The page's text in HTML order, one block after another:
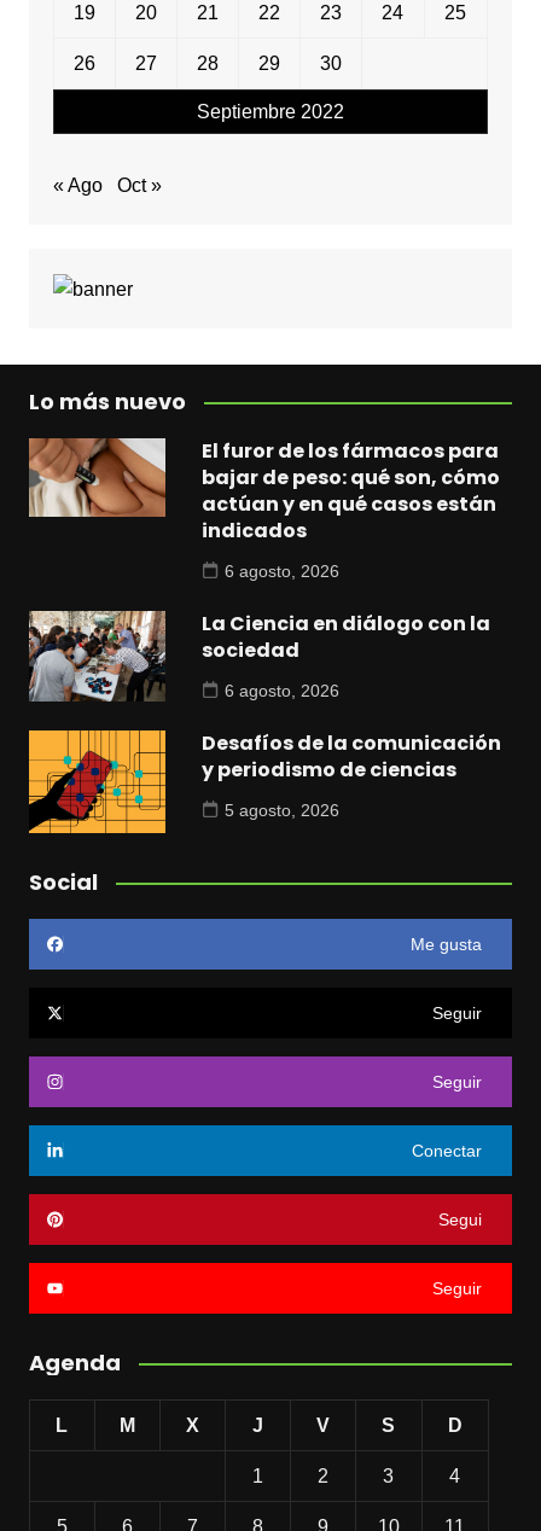
Septiembre 2022
19 20 21 22 23 24 25
26 27 28 29 30
« Ago Oct »
Lo más nuevo
El furor de los fármacos para
bajar de peso: qué son, cómo
actúan y en qué casos están
indicados
6 agosto, 2026
La Ciencia en diálogo con la
sociedad
6 agosto, 2026
Desafíos de la comunicación
y periodismo de ciencias
5 agosto, 2026
Social
Me gusta
Seguir
Seguir
Conectar
Segui
Seguir
Agenda
L M X J V S D
1 2 3 4
5 6 7 8 9 10 11